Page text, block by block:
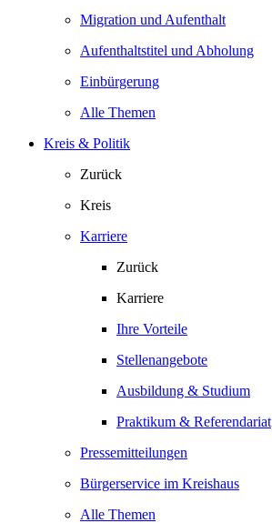
Migration und Aufenthalt
Aufenthaltstitel und Abholung
Einbürgerung
Alle Themen
Kreis & Politik
Zurück
Kreis
Karriere
Zurück
Karriere
Ihre Vorteile
Stellenangebote
Ausbildung & Studium
Praktikum & Referendariat
Pressemitteilungen
Bürgerservice im Kreishaus
Alle Themen